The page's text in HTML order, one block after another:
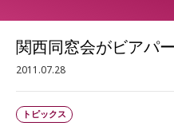
関西同窓会がビアパ
2011.07.28
トピックス